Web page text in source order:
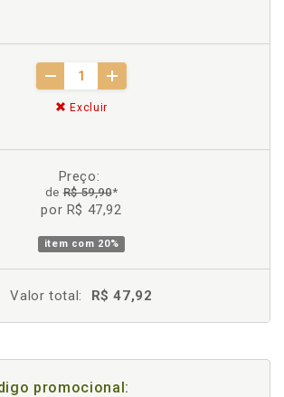
Excluir
Preço:
deR$ 59,90*
por R$ 47,92
item com 20%
Valor total: R$ 47,92
promocional: